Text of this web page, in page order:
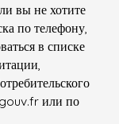
вы не хотите
по телефону,
в списке
или по